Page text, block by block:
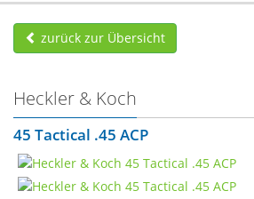
zurück zur Übersicht
Heckler & Koch
45 Tactical .45 ACP